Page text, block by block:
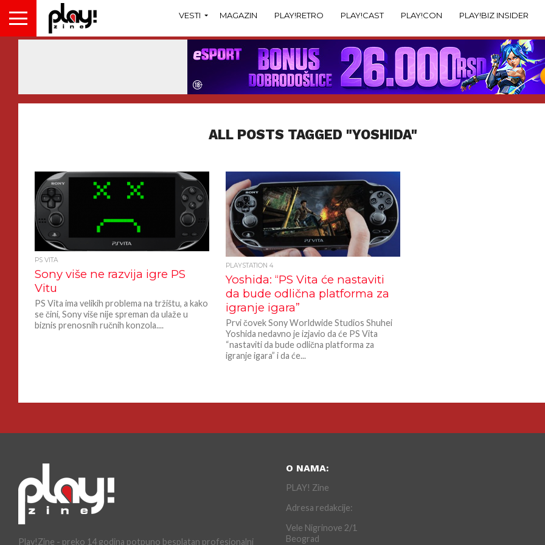
VESTI MAGAZIN PLAY!RETRO PLAY!CAST PLAY!CON PLAY!BIZ INSIDER
ALL POSTS TAGGED "YOSHIDA"
PS VITA
Sony više ne razvija igre PS
Vitu
PS Vita ima velikih problema na tržištu, a kako
se čini, Sony više nije spreman da ulaže u
biznis prenosnih ručnih konzola....
PLAYSTATION 4
Yoshida: “PS Vita će nastaviti
da bude odlična platforma za
igranje igara”
Prvi čovek Sony Worldwide Studios Shuhei
Yoshida nedavno je izjavio da će PS Vita
“nastaviti da bude odlična platforma za
igranje igara” i da će...
Play!Zine - preko 14 godina potpuno besplatan profesionalni
O NAMA:
PLAY! Zine
Adresa redakcije:
Vele Nigrinove 2/1
Beograd